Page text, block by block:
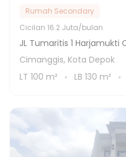
Rumah Secondary
Cicilan 16.2 Juta/bulan
JL Tumaritis 1 Harjamukti
Cimanggis, Kota Depok
LT 100 m² LB 130 m²